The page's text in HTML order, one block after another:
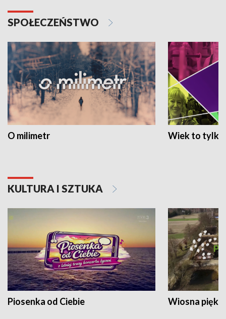
SPOŁECZEŃSTWO
O milimetr Wiek to tylko
KULTURA I SZTUKA
Piosenka od Ciebie Wiosna